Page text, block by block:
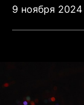
9 ноября 2024